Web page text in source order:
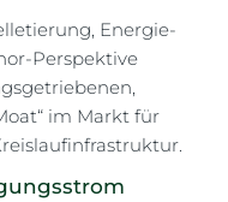
Energie-
Perspektive
im Markt für